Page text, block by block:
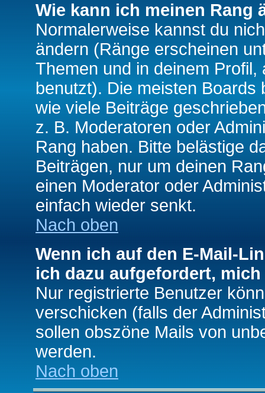
Wie kann ich meinen Rang
Normalerweise kannst du
ändern (Ränge erscheinen
Themen und in deinem
benutzt). Die meisten Boards
wie viele Beiträge
z. B. Moderatoren oder
Rang haben. Bitte belästige
Beiträgen, nur um deinen
einen Moderator oder
einfach wieder senkt.
Nach oben
Wenn ich auf den E-Mail-
ich dazu aufgefordert,
Nur registrierte Benutzer
verschicken (falls der
sollen obszöne Mails von
werden.
Nach oben